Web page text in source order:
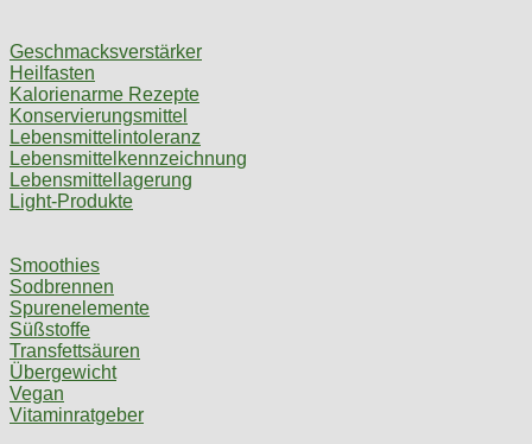
Geschmacksverstärker
Heilfasten
Kalorienarme Rezepte
Konservierungsmittel
Lebensmittelintoleranz
Lebensmittelkennzeichnung
Lebensmittellagerung
Light-Produkte
Smoothies
Sodbrennen
Spurenelemente
Süßstoffe
Transfettsäuren
Übergewicht
Vegan
Vitaminratgeber